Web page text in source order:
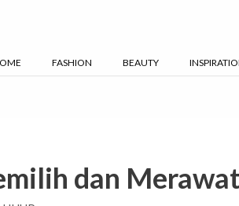
FASHION BEAUTY
dan